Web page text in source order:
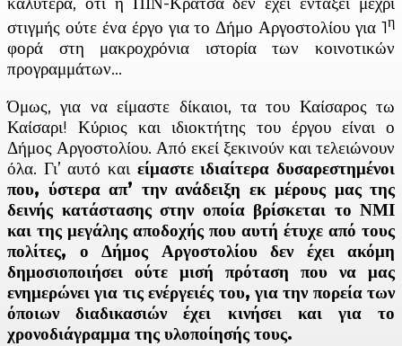
στιγμής ούτε ένα έργο για το Δήμο Αργοστολίου για 1η
φορά στη μακροχρόνια ιστορία των κοινοτικών
προγραμμάτων…
Όμως, για να είμαστε δίκαιοι, τα του Καίσαρος τω
Καίσαρι! Κύριος και ιδιοκτήτης του έργου είναι ο
Δήμος Αργοστολίου. Από εκεί ξεκινούν και τελειώνουν
όλα. Γι’ αυτό και είμαστε ιδιαίτερα δυσαρεστημένοι
που, ύστερα απ’ την ανάδειξη εκ μέρους μας της
δεινής κατάστασης στην οποία βρίσκεται το ΝΜΙ
και της μεγάλης αποδοχής που αυτή έτυχε από τους
πολίτες, ο Δήμος Αργοστολίου δεν έχει ακόμη
δημοσιοποιήσει ούτε μισή πρόταση που να μας
ενημερώνει για τις ενέργειές του, για την πορεία των
όποιων διαδικασιών έχει κινήσει και για το
χρονοδιάγραμμα της υλοποίησής τους.